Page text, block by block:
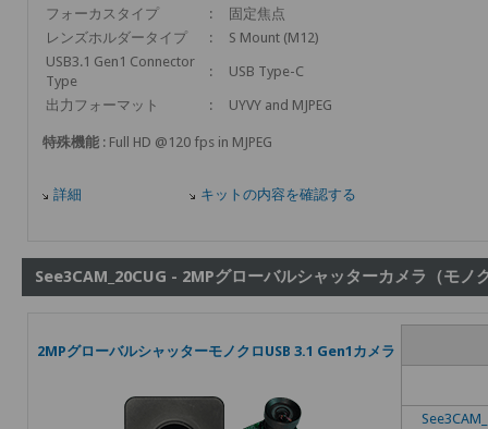
フォーカスタイプ
:
固定焦点
レンズホルダータイプ
:
S Mount (M12)
USB3.1 Gen1 Connector
Type
: USB Type-C
出力フォーマット : UYVY and MJPEG
特殊機能 : Full HD @120 fps in MJPEG
詳細 キットの内容を確認する
See3CAM_20CUG - 2MPグローバルシャッターカメラ（モノ
2MPグローバルシャッターモノクロUSB 3.1 Gen1カメラ